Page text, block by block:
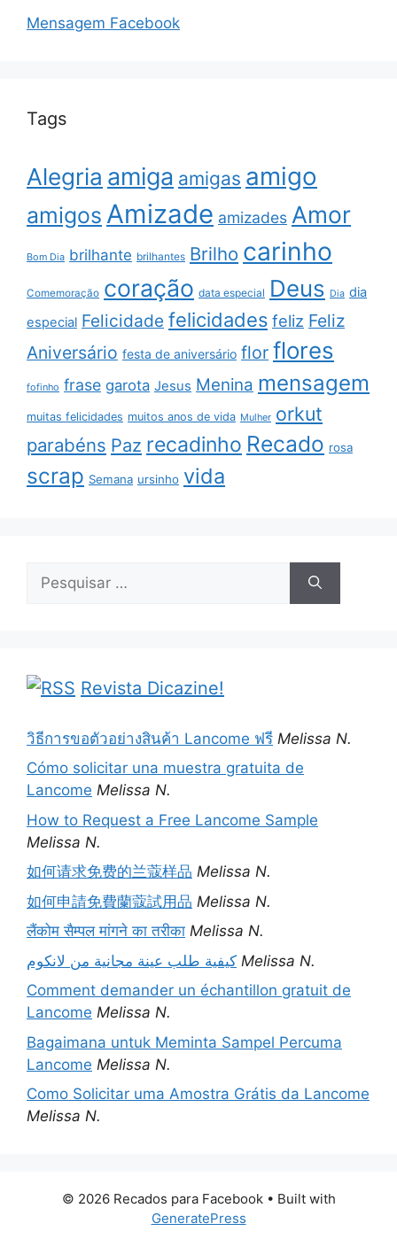
Mensagem Facebook
Tags
Alegria amiga amigas amigo
amigos Amizade amizades Amor
Bom Dia brilhante brilhantes Brilho carinho
Comemoração coração data especial Deus Dia dia
especial Felicidade felicidades feliz Feliz
Aniversário festa de aniversário flor flores
fofinho frase garota Jesus Menina mensagem
muitas felicidades muitos anos de vida Mulher orkut
parabéns Paz recadinho Recado rosa
scrap Semana ursinho vida
por:
Revista Dicazine!
วิธีการขอตัวอย่างสินค้า Lancome ฟรี Melissa N.
Cómo solicitar una muestra gratuita de
Lancome Melissa N.
How to Request a Free Lancome Sample
Melissa N.
如何请求免费的兰蔻样品 Melissa N.
如何申請免費蘭蔻試用品 Melissa N.
लैंकोम सैम्पल मांगने का तरीका Melissa N.
كيفية طلب عينة مجانية من لانكوم Melissa N.
Comment demander un échantillon gratuit de
Lancome Melissa N.
Bagaimana untuk Meminta Sampel Percuma
Lancome Melissa N.
Como Solicitar uma Amostra Grátis da Lancome
Melissa N.
© 2026 Recados para Facebook• Built with
GeneratePress